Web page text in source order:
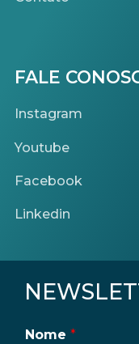
FALE
Instagram
Youtube
Facebook
Linkedin
Nome *